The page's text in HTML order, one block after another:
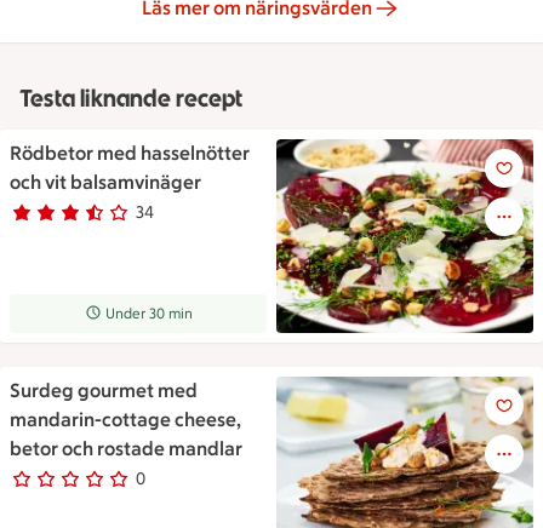
Läs mer om näringsvärden
Testa liknande recept
Rödbetor med hasselnötter
och vit balsamvinäger
Betyg 3.2 av 5. 34
34 personer har röstat
Receptet tar Under 30 min att tillaga
Under 30 min
Rödbetor med hasselnötter
Surdeg gourmet med
mandarin-cottage cheese,
betor och rostade mandlar
0
0 personer har röstat
Surdeg gourmet med